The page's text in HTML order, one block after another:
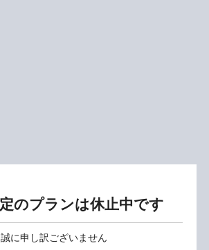
のプランは休止中です
誠に申し訳ございません